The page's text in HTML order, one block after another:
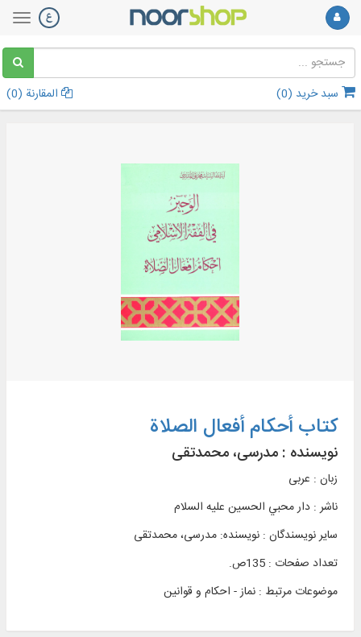
سبد خرید (0
) المقارنة (0
)
کتاب أحکام أفعال الصلاة
نویسنده : مدرسی، محمدتقی
زبان : عربی
ناشر : دار محبي الحسين علیه السلام
سایر نویسندگان : نویسنده: مدرسی، محمدتقی
تعداد صفحات : 135ص.
موضوعات مرتبط : نماز - احکام و قوانین